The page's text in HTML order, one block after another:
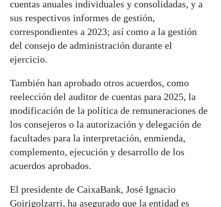
cuentas anuales individuales y consolidadas, y a
sus respectivos informes de gestión,
correspondientes a 2023; así como a la gestión
del consejo de administración durante el
ejercicio.
También han aprobado otros acuerdos, como
reelección del auditor de cuentas para 2025, la
modificación de la política de remuneraciones de
los consejeros o la autorización y delegación de
facultades para la interpretación, enmienda,
complemento, ejecución y desarrollo de los
acuerdos aprobados.
El presidente de CaixaBank, José Ignacio
Goirigolzarri, ha asegurado que la entidad es